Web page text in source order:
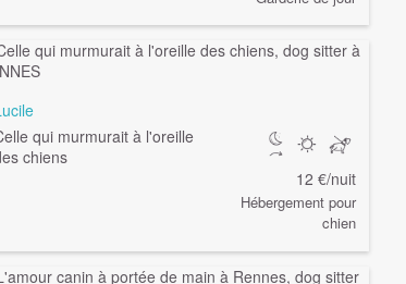
qui murmurait à l'oreille
chiens
12 €/nuit
Hébergement pour
chien